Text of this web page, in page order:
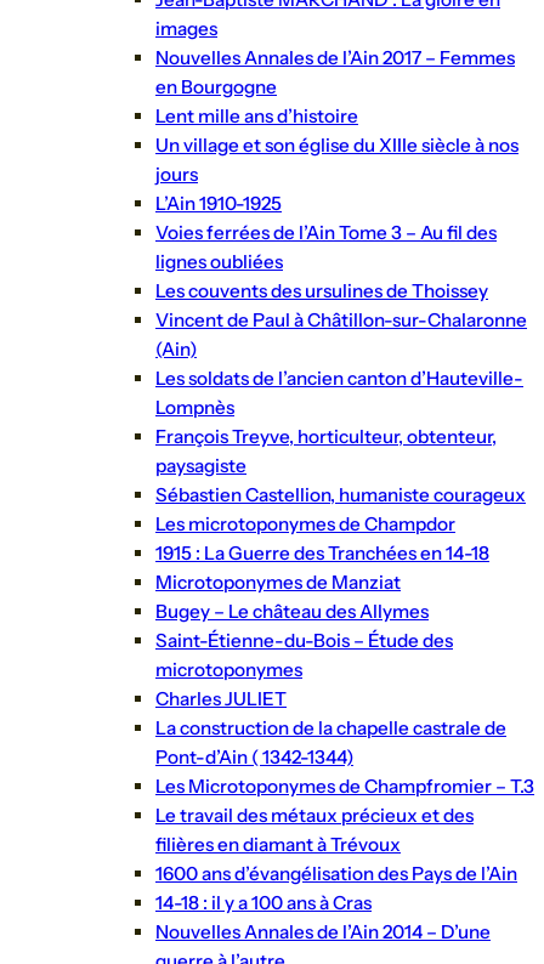
images
Nouvelles Annales de l’Ain 2017 – Femmes
en Bourgogne
Lent mille ans d’histoire
Un village et son église du XIIIe siècle à nos
jours
L’Ain 1910-1925
Voies ferrées de l’Ain Tome 3 – Au fil des
lignes oubliées
Les couvents des ursulines de Thoissey
Vincent de Paul à Châtillon-sur-Chalaronne
(Ain)
Les soldats de l’ancien canton d’Hauteville-
Lompnès
François Treyve, horticulteur, obtenteur,
paysagiste
Sébastien Castellion, humaniste courageux
Les microtoponymes de Champdor
1915 : La Guerre des Tranchées en 14-18
Microtoponymes de Manziat
Bugey – Le château des Allymes
Saint-Étienne-du-Bois – Étude des
microtoponymes
Charles JULIET
La construction de la chapelle castrale de
Pont-d’Ain ( 1342-1344)
Les Microtoponymes de Champfromier – T.3
Le travail des métaux précieux et des
filières en diamant à Trévoux
1600 ans d’évangélisation des Pays de l’Ain
14-18 : il y a 100 ans à Cras
Nouvelles Annales de l’Ain 2014 – D’une